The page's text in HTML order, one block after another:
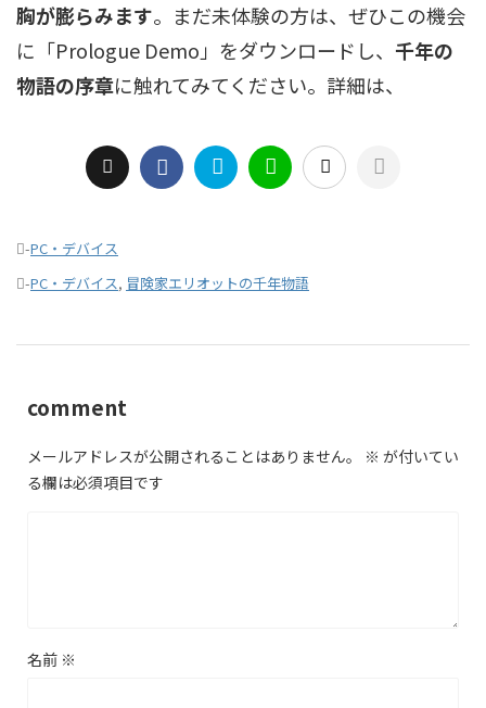
胸が膨らみます。まだ未体験の方は、ぜひこの機会
に「Prologue Demo」をダウンロードし、 千年の
物語の序章に触れてみてください。詳細は、
-PC・デバイス
-PC・デバイス, 冒険家エリオットの千年物語
comment
メールアドレスが公開されることはありません。 ※ が付いてい
る欄は必須項目です
名前 ※